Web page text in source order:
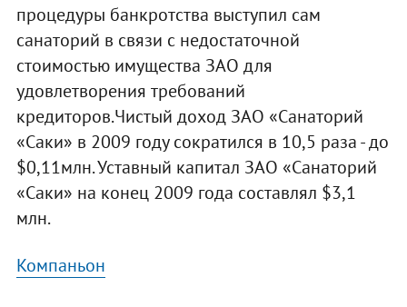
процедуры банкротства выступил сам
санаторий в связи с недостаточной
стоимостью имущества ЗАО для
удовлетворения требований
кредиторов.Чистый доход ЗАО «Санаторий
«Саки» в 2009 году сократился в 10,5 раза - до
$0,11млн. Уставный капитал ЗАО «Санаторий
«Саки» на конец 2009 года составлял $3,1
млн.
Компаньон